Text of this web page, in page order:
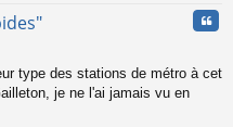
type des stations de métro à cet
je ne l'ai jamais vu en